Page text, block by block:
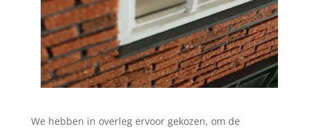
We hebben in overleg ervoor gekozen, om de